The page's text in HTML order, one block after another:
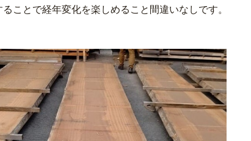
ことで経年変化を楽しめること間違いなしです。